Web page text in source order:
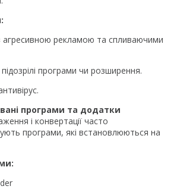
агресивною рекламою та спливаючими
програми чи розширення.
програми та додатки
і конвертації часто
програми, які встановлюються на